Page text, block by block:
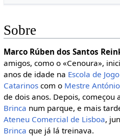
Sobre
Marco Rúben dos Santos
amigos, como o «Cenoura»,
anos de idade na Escola de
Catarinoscom o Mestre
de dois anos. Depois, começou
Brinca num parque, e mais
Ateneu Comercial de Lisboa,
Brinca que já lá treinava.